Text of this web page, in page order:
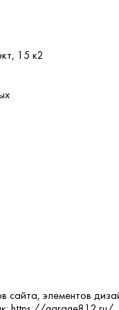
15 к2
элементов